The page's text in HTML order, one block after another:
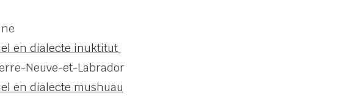
en dialecte inuktitut
Neuve-et-Labrador
en dialecte mushuau